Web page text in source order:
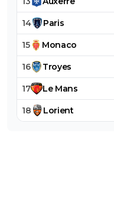
14 Paris
15 Monaco
16 Troyes
17 Le Mans
18 Lorient